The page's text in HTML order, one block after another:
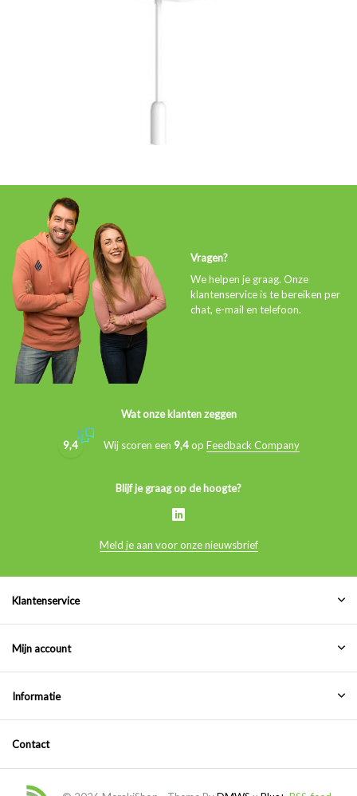
Vragen?
We helpen je graag. Onze
klantenservice is te bereiken per
chat, e-mail en telefoon.
Wat onze klanten zeggen
9,4 Wij scoren een 9,4op Feedback Company
Blijf je graag op de hoogte?
Meld je aan voor onze nieuwsbrief
Klantenservice
Mijn account
Informatie
Contact